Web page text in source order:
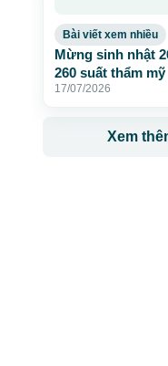
Bài viết xem nhiều
Mừng sinh nhật
260 suất thẩm
17/07/2026
Xem